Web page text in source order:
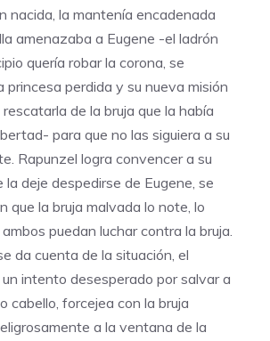
nacida, la mantenía encadenada
amenazaba a Eugene -el ladrón
quería robar la corona, se
princesa perdida y su nueva misión
de la bruja que la había
para que no las siguiera a su
Rapunzel logra convencer a su
la deje despedirse de Eugene, se
que la bruja malvada lo note, lo
puedan luchar contra la bruja.
da cuenta de la situación, el
intento desesperado por salvar a
cabello, forcejea con la bruja
a la ventana de la